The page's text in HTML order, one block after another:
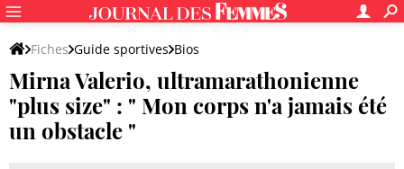
Fiches Guide sportives Bios
Mirna Valerio, ultramarathonienne
"plus size" : " Mon corps n'a jamais été
un obstacle "